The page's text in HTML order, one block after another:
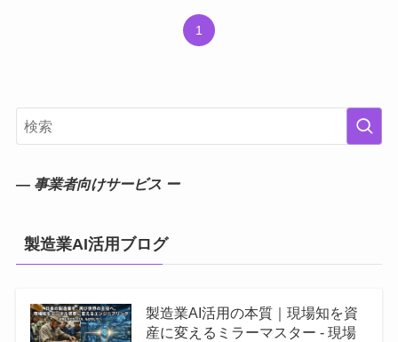
1
― 事業者向けサービス ー
製造業AI活用ブログ
製造業AI活用の本質｜現場知を資
産に変えるミラーマスター - 現場